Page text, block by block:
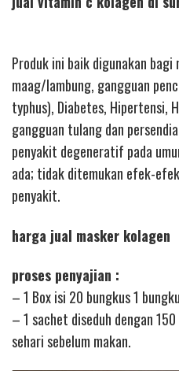
Produk ini baik digunakan
maag/lambung, gangguan
typhus), Diabetes, Hipertensi,
gangguan tulang dan
penyakit degeneratif pada
ada; tidak ditemukan efek-
penyakit.
harga jual masker kolagen
proses penyajian :
– 1 Box isi 20 bungkus 1
– 1 sachet diseduh dengan
sehari sebelum makan.